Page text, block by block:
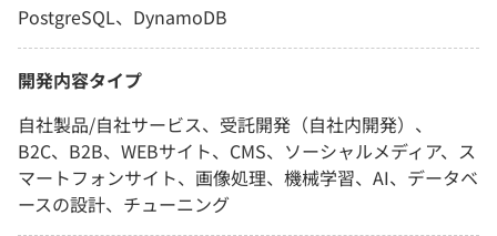
PostgreSQL、DynamoDB
開発内容タイプ
自社製品/自社サービス、受託開発（自社内開発）、
B2C、B2B、WEBサイト、CMS、ソーシャルメディア、ス
マートフォンサイト、画像処理、機械学習、AI、データベ
ースの設計、チューニング